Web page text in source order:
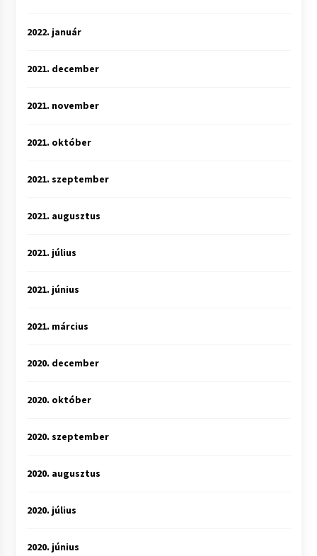
2022. január
2021. december
2021. november
2021. október
2021. szeptember
2021. augusztus
2021. július
2021. június
2021. március
2020. december
2020. október
2020. szeptember
2020. augusztus
2020. július
2020. június